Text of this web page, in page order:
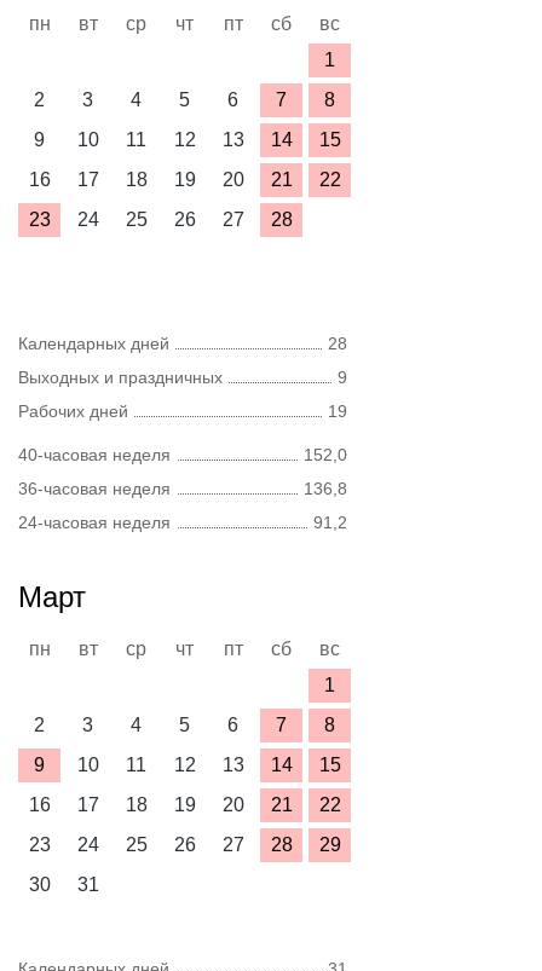
пн вт ср чт пт сб
вс
1
2
3 4 5 6 7
8
9
10 11 12 13 14
15
16
17 18 19 20 21
22
23
24 25 26 27 28
Календарных дней
28
Выходных и праздничных
9
Рабочих дней
19
40-часовая неделя
152,0
36-часовая неделя
136,8
24-часовая неделя
91,2
Март
пн вт ср чт пт сб
вс
1
2
3 4 5 6 7
8
9
10 11 12 13 14
15
16
17 18 19 20 21
22
23
24 25 26 27 28
29
30
31